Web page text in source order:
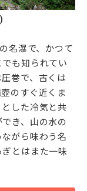
名瀑で、かつて
も知られてい
巻で、古くは
のすぐ近くま
した冷気と共
き、山の水の
がら味わう名
とはまた一味